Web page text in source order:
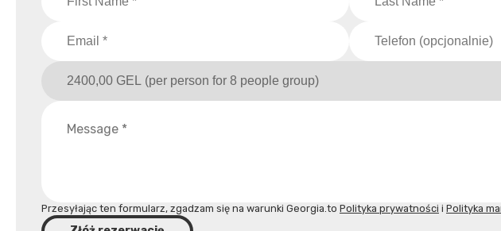
Przesyłając ten formularz, zgadzam się na warunki Georgia.to Polityka prywatności i Polityka